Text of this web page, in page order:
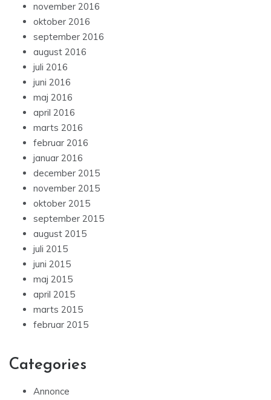
november 2016
oktober 2016
september 2016
august 2016
juli 2016
juni 2016
maj 2016
april 2016
marts 2016
februar 2016
januar 2016
december 2015
november 2015
oktober 2015
september 2015
august 2015
juli 2015
juni 2015
maj 2015
april 2015
marts 2015
februar 2015
Categories
Annonce